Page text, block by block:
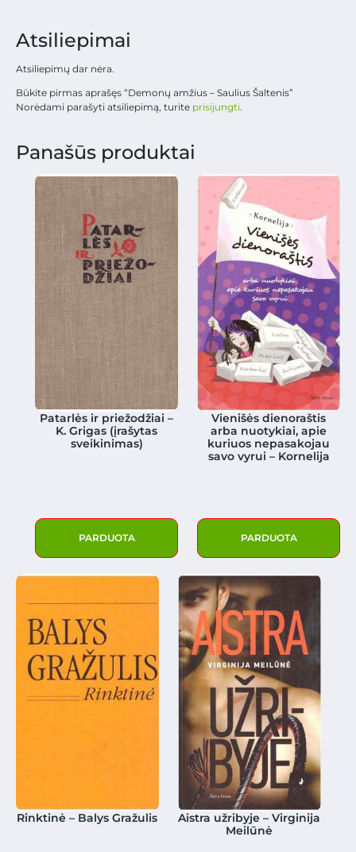
Atsiliepimai
Atsiliepimų dar nėra.
Būkite pirmas aprašęs “Demonų amžius – Saulius Šaltenis”
Norėdami parašyti atsiliepimą, turite prisijungti.
Panašūs produktai
Patarlės ir priežodžiai –
K. Grigas (įrašytas
sveikinimas)
PARDUOTA
Vienišės dienoraštis
arba nuotykiai, apie
kuriuos nepasakojau
savo vyrui – Kornelija
PARDUOTA
Rinktinė – Balys Gražulis
Aistra užribyje – Virginija
Meilūnė